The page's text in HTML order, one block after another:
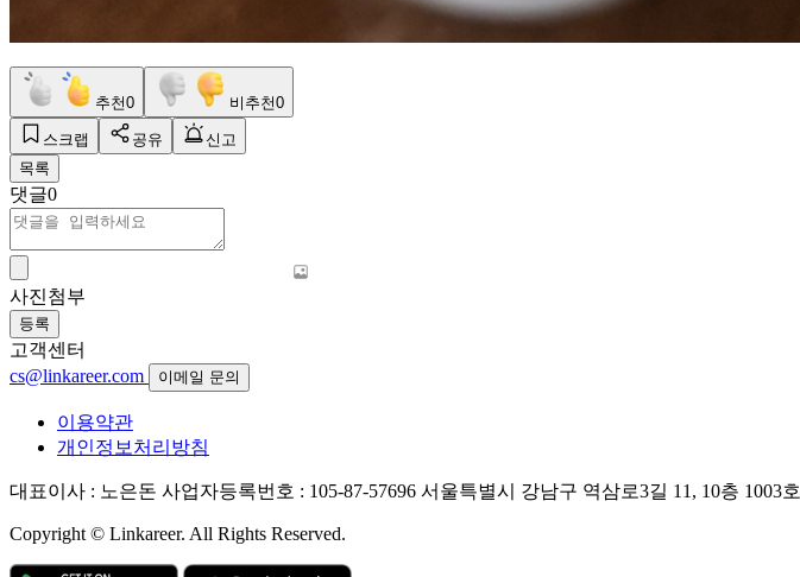
추천0 비추천0
스크랩 공유
신고
목록
댓글0
사진첨부
등록
고객센터
cs@linkareer.com
이메일 문의
이용약관
개인정보처리방침
대표이사 : 노은돈 사업자등록번호 : 105-87-57696 서울특별시 강남구 역삼로3길 11, 10층 1003호
Copyright © Linkareer. All Rights Reserved.